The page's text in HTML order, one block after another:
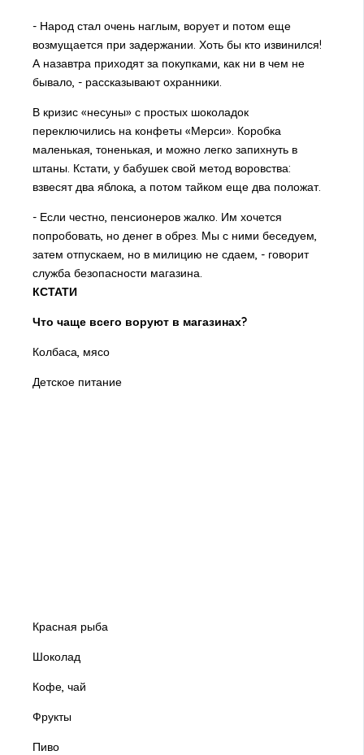
- Народ стал очень наглым, ворует и потом еще
возмущается при задержании. Хоть бы кто извинился!
А назавтра приходят за покупками, как ни в чем не
бывало, - рассказывают охранники.
В кризис «несуны» с простых шоколадок
переключились на конфеты «Мерси». Коробка
маленькая, тоненькая, и можно легко запихнуть в
штаны. Кстати, у бабушек свой метод воровства:
взвесят два яблока, а потом тайком еще два положат.
- Если честно, пенсионеров жалко. Им хочется
попробовать, но денег в обрез. Мы с ними беседуем,
затем отпускаем, но в милицию не сдаем, - говорит
служба безопасности магазина.
КСТАТИ
Что чаще всего воруют в магазинах?
Колбаса, мясо
Детское питание
Красная рыба
Шоколад
Кофе, чай
Фрукты
Пиво